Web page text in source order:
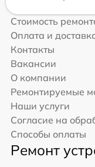
Стоимость
Оплата и
Контакты
Вакансии
О компании
Ремонтируемые
Наши услуги
Согласие на
Способы оплаты
Ремонт